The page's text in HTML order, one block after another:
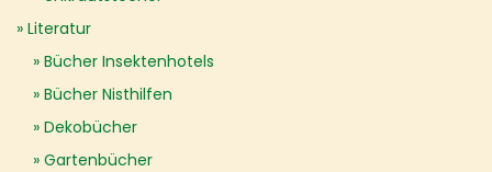
Literatur
Bücher Insektenhotels
Bücher Nisthilfen
Dekobücher
Gartenbücher